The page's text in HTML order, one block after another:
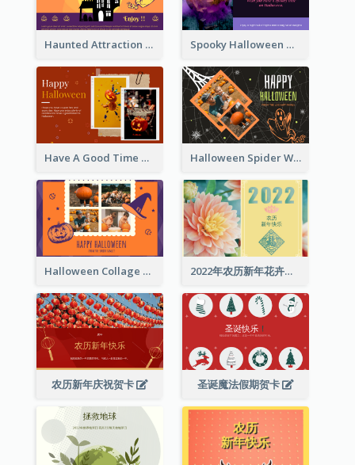
Haunted Attraction Themed Halloween Card Spooky Halloween Greeting Card
Have A Good Time This Halloween Greeting Card Halloween Spider Web Greeting Card
Halloween Collage Greeting Card 2022年农历新年花卉照片贺卡
农历新年庆祝贺卡 圣诞魔法假期贺卡